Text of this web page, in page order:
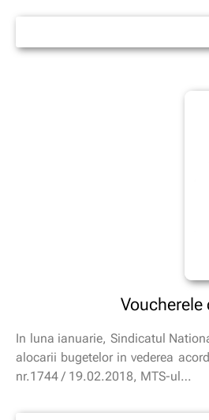
Voucherele
In luna ianuarie, Sindicatul
alocarii bugetelor in vederea
nr.1744 / 19.02.2018, MTS-ul…